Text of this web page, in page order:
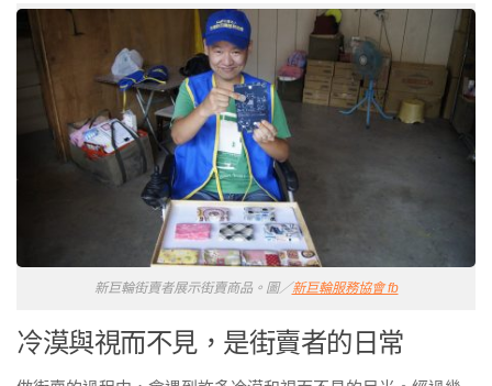
新巨輪街賣者展示街賣商品。圖／新巨輪服務協會 fb
冷漠與視而不見，是街賣者的日常